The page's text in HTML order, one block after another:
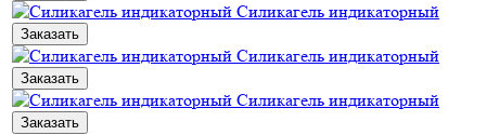
Силикагель индикаторный
Заказать
Силикагель индикаторный
Заказать
Силикагель индикаторный
Заказать